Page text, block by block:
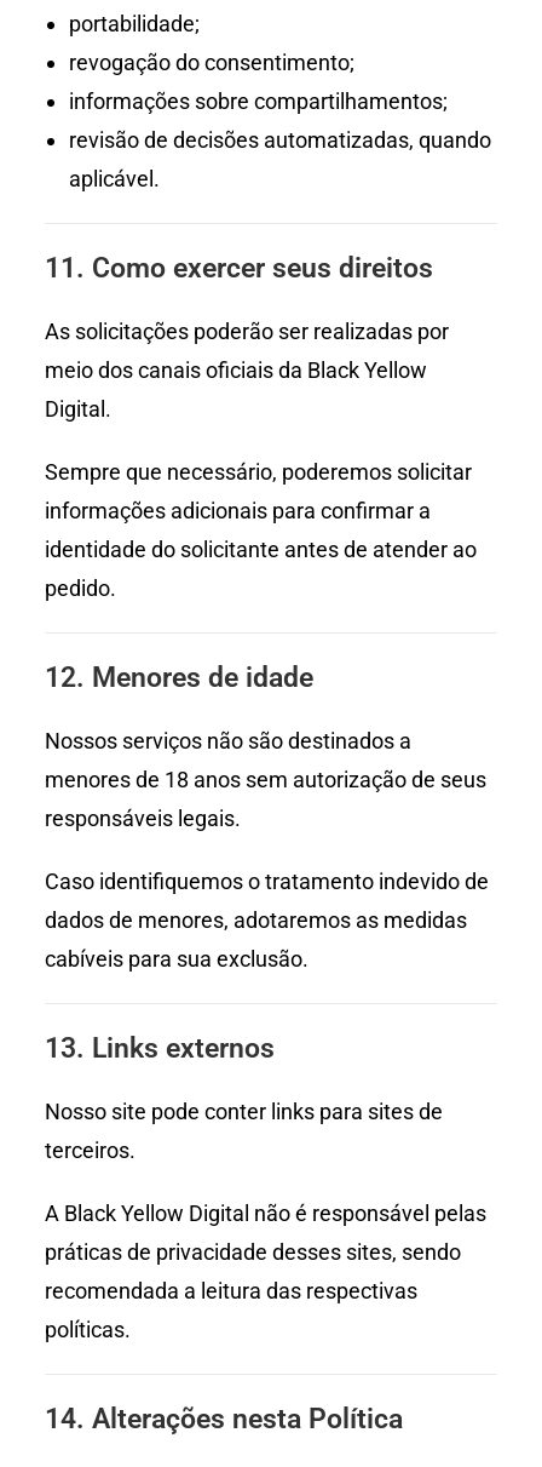
portabilidade;
revogação do consentimento;
informações sobre compartilhamentos;
revisão de decisões automatizadas, quando
aplicável.
11. Como exercer seus direitos
As solicitações poderão ser realizadas por
meio dos canais oficiais da Black Yellow
Digital.
Sempre que necessário, poderemos solicitar
informações adicionais para confirmar a
identidade do solicitante antes de atender ao
pedido.
12. Menores de idade
Nossos serviços não são destinados a
menores de 18 anos sem autorização de seus
responsáveis legais.
Caso identifiquemos o tratamento indevido de
dados de menores, adotaremos as medidas
cabíveis para sua exclusão.
13. Links externos
Nosso site pode conter links para sites de
terceiros.
A Black Yellow Digital não é responsável pelas
práticas de privacidade desses sites, sendo
recomendada a leitura das respectivas
políticas.
14. Alterações nesta Política